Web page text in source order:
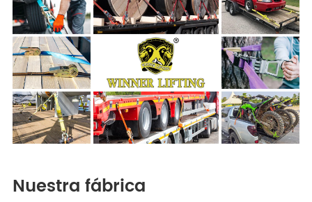
Nuestra fábrica